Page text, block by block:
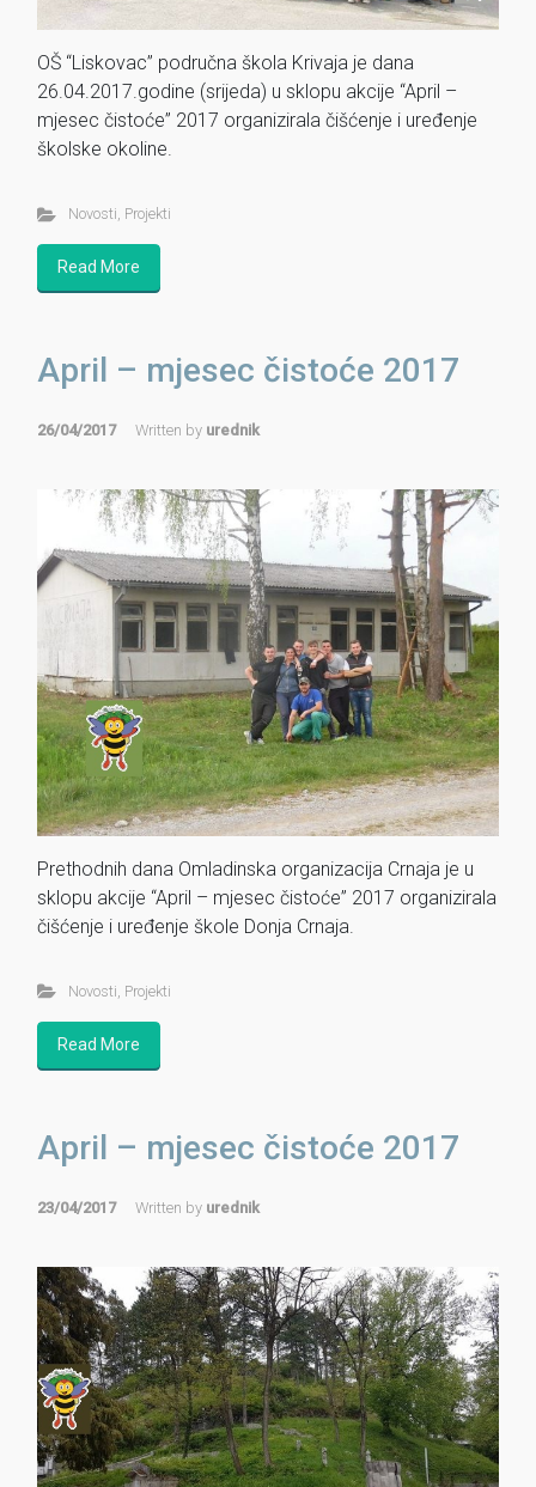
OŠ “Liskovac” područna škola Krivaja je dana
26.04.2017.godine (srijeda) u sklopu akcije “April –
mjesec čistoće” 2017 organizirala čišćenje i uređenje
školske okoline.
Novosti, Projekti
Read More
April – mjesec čistoće 2017
26/04/2017 Written by urednik
Prethodnih dana Omladinska organizacija Crnaja je u
sklopu akcije “April – mjesec čistoće” 2017 organizirala
čišćenje i uređenje škole Donja Crnaja.
Novosti Projekti
Read More
April – mjesec čistoće 2017
23/04/2017 Written by urednik